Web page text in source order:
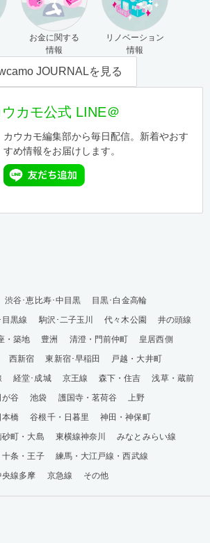
お金に関する
情報
リノベーション
情報
JOURNALを見る
ウカモ公式 LINE＠
カウカモ編集部から毎日配信。新着やおす
すめ情報をお届けします。
渋谷･恵比寿･中目黒
目黒･白金高輪
目黒線 駒沢･二子玉川 代々木公園
井の頭線
・築地 豊洲 清澄・門前仲町
皇居西側
西新宿 東新宿･早稲田
戸越・大井町
経堂･成城 京王線 森下・住吉
浅草・蔵前
が谷 池袋 護国寺・茗荷谷
上野
本橋 谷根千・日暮里
神田・神保町
町・大島 東横線神奈川
みなとみらい線
十条・王子
練馬・大江戸線・西武線
央線多摩 京急線 その他